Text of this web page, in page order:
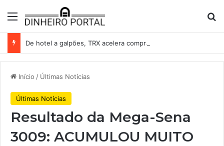
Menu
Início / Últimas Notícias
Últimas Notícias
Resultado da Mega-Sena
3009: ACUMULOU MUITO